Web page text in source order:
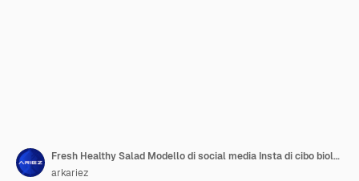
Fresh Healthy Salad Modello di social media Insta di cibo biologico
arkariez